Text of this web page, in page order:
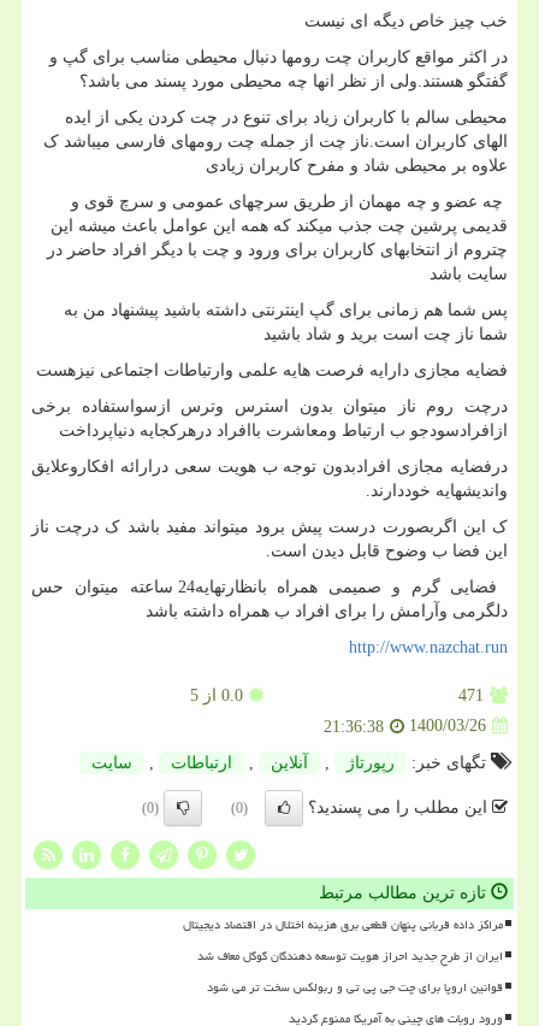
خب چیز خاص دیگه ای نیست
در اکثر مواقع کاربران چت رومها دنبال محیطی مناسب برای گپ و
گفتگو هستند.ولی از نظر انها چه محیطی مورد پسند می باشد؟
محیطی سالم با کاربران زیاد برای تنوع در چت کردن یکی از ایده
الهای کاربران است.ناز چت از جمله چت رومهای فارسی میباشد ک
علاوه بر محیطی شاد و مفرح کاربران زیادی
چه عضو و چه مهمان از طریق سرچهای عمومی و سرچ قوی و
قدیمی پرشین چت جذب میکند که همه این عوامل باعث میشه این
چتروم از انتخابهای کاربران برای ورود و چت با دیگر افراد حاضر در
سایت باشد
پس شما هم زمانی برای گپ اینترنتی داشته باشید پیشنهاد من به
شما ناز چت است برید و شاد باشید
فضایه مجازی دارایه فرصت هایه علمی وارتباطات اجتماعی نیزهست
درچت روم ناز میتوان بدون استرس وترس ازسواستفاده برخی
ازافرادسودجو ب ارتباط ومعاشرت باافراد درهرکجایه دنیاپرداخت
درفضایه مجازی افرادبدون توجه ب هویت سعی درارائه افکاروعلایق
واندیشهایه خوددارند.
ک این اگربصورت درست پیش برود میتواند مفید باشد ک درچت ناز
این فضا ب وضوح قابل دیدن است.
فضایی گرم و صمیمی همراه بانظارتهایه24 ساعته میتوان حس
دلگرمی وآرامش را برای افراد ب همراه داشته باشد
http://www.nazchat.run
471
0.0 از 5
1400/03/26
21:36:38
تگهای خبر:
رپورتاژ آنلاین ارتباطات سایت
این مطلب را می پسندید؟ (0)
(0)
تازه ترین مطالب مرتبط
مراکز داده قربانی پنهان قطعی برق هزینه اختلال در اقتصاد دیجیتال
ایران از طرح جدید احراز هویت توسعه دهندگان گوگل معاف شد
قوانین اروپا برای چت جی پی تی و ربولکس سخت تر می شود
ورود روبات های چینی به آمریکا ممنوع گردید